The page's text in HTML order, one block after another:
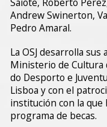
Andrew Swinerton,
Pedro Amaral.
La OSJ desarrolla
Ministerio de
do Desporto e
Lisboa y con el
institución con la
programa de becas.